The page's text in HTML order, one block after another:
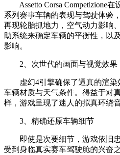
Assetto Corsa Competizione在
系列赛事车辆的表现与驾驶体验
再现轮胎抓地力，空气动力影响
助系统来确定车辆的平衡性，以
影响。
2、次世代的画面与视觉效果
虚幻4引擎确保了逼真的渲染
车辆材质与天气条件。得益于对
样，游戏呈现了迷人的拟真环绕
3、精确还原车辆细节
即使是次要细节，游戏依旧忠
受到身临真实赛车驾驶舱的兴奋